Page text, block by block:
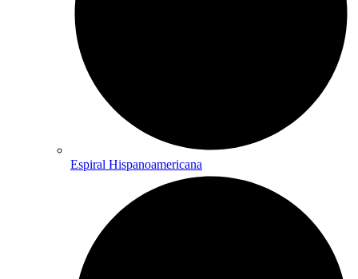
Espiral Hispanoamericana